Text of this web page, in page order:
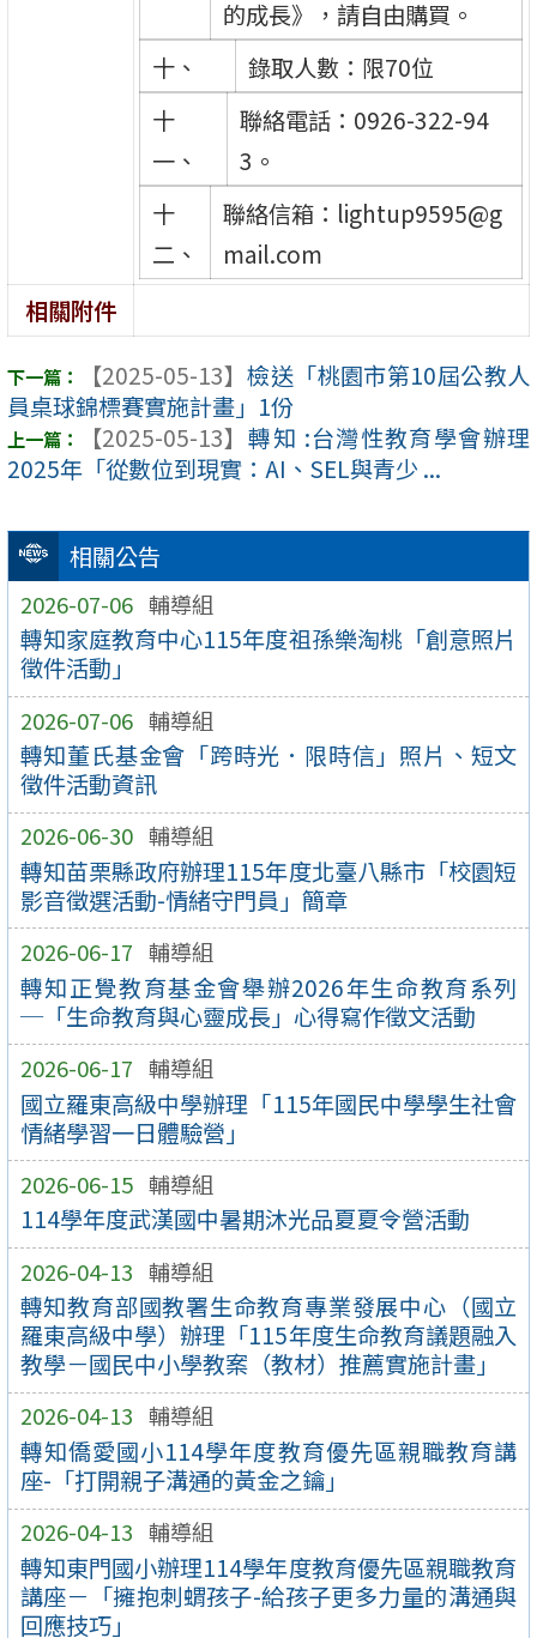
相關公告
2026-07-06 輔導組
轉知家庭教育中心115年度祖孫樂淘桃「創意照片
徵件活動」
2026-07-06 輔導組
轉知董氏基金會「跨時光．限時信」照片、短文
徵件活動資訊
2026-06-30 輔導組
轉知苗栗縣政府辦理115年度北臺八縣市「校園短
影音徵選活動-情緒守門員」簡章
2026-06-17 輔導組
轉知正覺教育基金會舉辦2026年生命教育系列
─「生命教育與心靈成長」心得寫作徵文活動
2026-06-17 輔導組
國立羅東高級中學辦理「115年國民中學學生社會
情緒學習一日體驗營」
2026-06-15 輔導組
114學年度武漢國中暑期沐光品夏夏令營活動
2026-04-13 輔導組
轉知教育部國教署生命教育專業發展中心（國立
羅東高級中學）辦理「115年度生命教育議題融入
教學－國民中小學教案（教材）推薦實施計畫」
2026-04-13 輔導組
轉知僑愛國小114學年度教育優先區親職教育講
座-「打開親子溝通的黃金之鑰」
2026-04-13 輔導組
轉知東門國小辦理114學年度教育優先區親職教育
講座－「擁抱刺蝟孩子-給孩子更多力量的溝通與
回應技巧」
的成長》，請自由購買。
十、
錄取人數：限70位
十
一、
聯絡電話：0926-322-94
3。
十
二、
聯絡信箱：lightup9595@g
mail.com
相關附件
【2025-05-13】 檢送「桃園市第10屆公教人
員桌球錦標賽實施計畫」1份
【2025-05-13】 轉知 :台灣性教育學會辦理
2025年「從數位到現實：AI、SEL與青少 ...